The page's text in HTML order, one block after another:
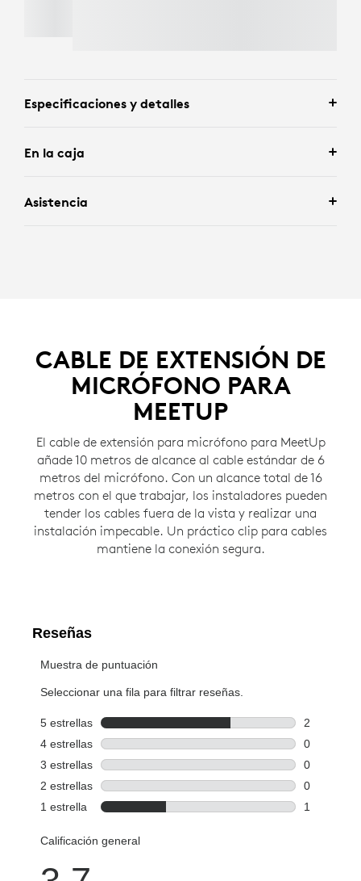
Especificaciones y detalles
En la caja
Asistencia
CABLE DE EXTENSIÓN DE
MICRÓFONO PARA
MEETUP
El cable de extensión para micrófono para MeetUp
añade 10 metros de alcance al cable estándar de 6
metros del micrófono. Con un alcance total de 16
metros con el que trabajar, los instaladores pueden
tender los cables fuera de la vista y realizar una
instalación impecable. Un práctico clip para cables
mantiene la conexión segura.